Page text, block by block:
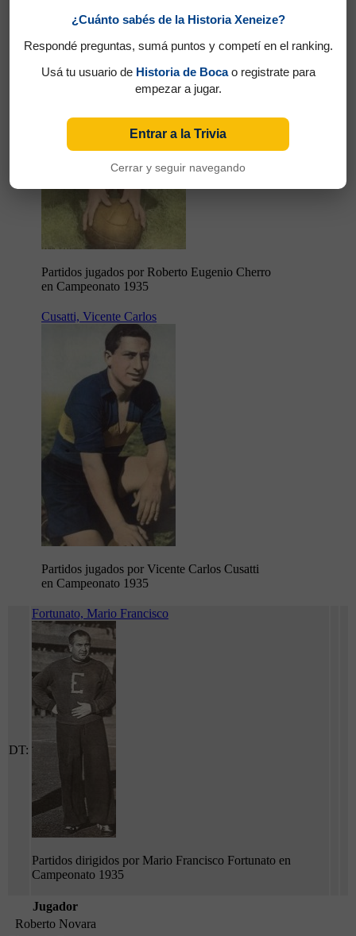
Partidos jugados por Roberto Eugenio Cherro
en Campeonato 1935
Cusatti, Vicente Carlos
Partidos jugados por Vicente Carlos Cusatti
en Campeonato 1935
DT:
Fortunato, Mario Francisco
Partidos dirigidos por Mario Francisco Fortunato en
Campeonato 1935
Jugador
Roberto Novara
¿Cuánto sabés de la Historia Xeneize?
Respondé preguntas, sumá puntos y competí en el ranking.
Usá tu usuario de Historia de Bocao registrate para
empezar a jugar.
Entrar a la Trivia
Cerrar y seguir navegando